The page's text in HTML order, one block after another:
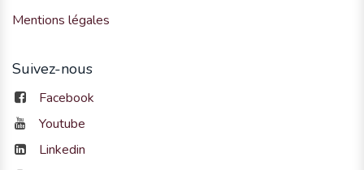
Mentions légales
Suivez-nous
Facebook
Youtube
Linkedin